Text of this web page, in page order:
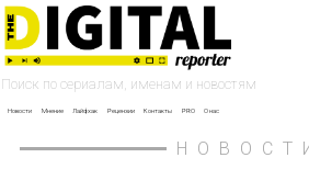
Новости Мнение Лайфхак Рецензии Контакты PRO О нас